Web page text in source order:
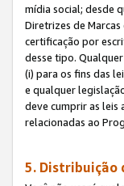
mídia social; desde
Diretrizes de
certificação por
desse tipo.
(i) para os fins das
e qualquer
deve cumprir as leis
relacionadas ao
5. Distribuição